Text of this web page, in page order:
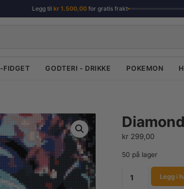
Legg til kr1.500,00for gratis frakt
FIDGET GODTERI - DRIKKE POKEMON
kr 299,00
50 på lager
Diamond
Painting
Legg i